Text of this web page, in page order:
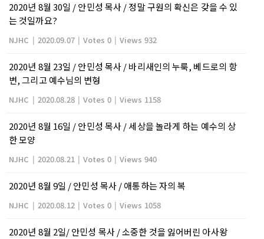
2020년 8월 30일 / 안민성 목사 / 정말 구원의 확신은 갖을 수 있
는 것일까요?
NJHC | 2020.09.07 | Votes 0 | Views 932
2020년 8월 23일 / 안민성 목사 / 바리새인의 누룩, 베드로의 항
변, 그리고 예수님의 변형
NJHC | 2020.08.28 | Votes 0 | Views 1158
2020년 8월 16일 / 안민성 목사 / 세상을 놀라게 하는 예수의 상
한 모양
NJHC | 2020.08.21 | Votes 0 | Views 940
2020년 8월 9일 / 안민성 목사 / 애통하는 자의 복
NJHC | 2020.08.12 | Votes 0 | Views 1058
2020년 8월 2일/ 안민성 목사 / 소중한 것을 잃어버린 아사왕